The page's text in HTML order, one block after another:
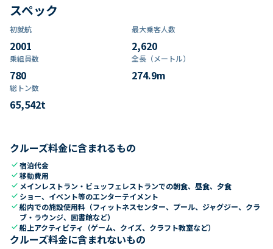
スペック
初就航
2001
最大乗客人数
2,620
乗組員数​
780
全長（メートル）
274.9m
総トン数​
65,542t
クルーズ料金に含まれるもの
check宿泊代金
check移動費用
check メインレストラン・ビュッフェレストランでの朝食、昼食、夕食
check ショー、イベント等のエンターテイメント
check船内での施設使用料（フィットネスセンター、プール、ジャグジー、クラ
ブ・ラウンジ、図書館など）
check船上アクティビティ（ゲーム、クイズ、クラフト教室など）
クルーズ料金に含まれないもの